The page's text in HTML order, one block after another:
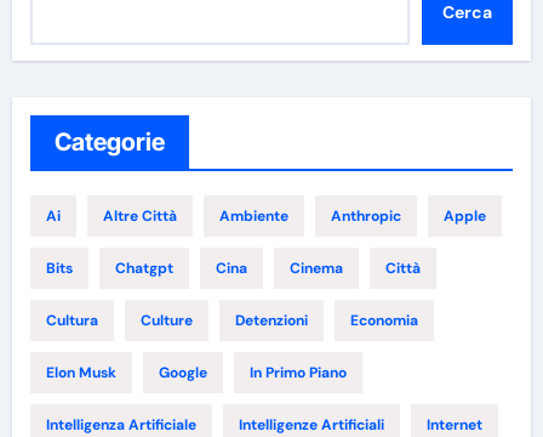
Cerca
Categorie
Ai Altre Città Ambiente Anthropic Apple
Bits Chatgpt Cina Cinema Città
Cultura Culture Detenzioni Economia
Elon Musk Google In Primo Piano
Intelligenza Artificiale Intelligenze Artificiali Internet